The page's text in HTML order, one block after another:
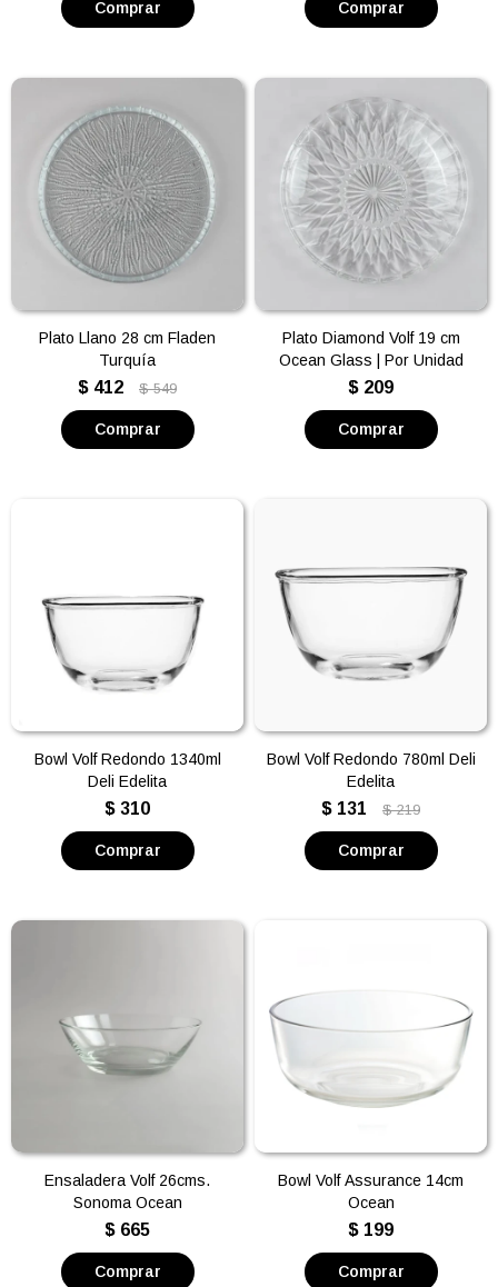
Plato Llano 28 cm Fladen
Turquía
$ 412 $ 549
Plato Diamond Volf 19 cm
Ocean Glass | Por Unidad
$ 209
Bowl Volf Redondo 1340ml
Deli Edelita
$ 310
Bowl Volf Redondo 780ml Deli
Edelita
$ 131 $ 219
Ensaladera Volf 26cms.
Sonoma Ocean
$ 665
Bowl Volf Assurance 14cm
Ocean
$ 199